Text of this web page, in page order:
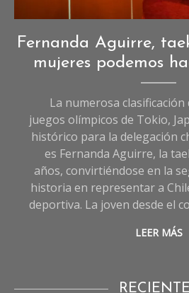
Agencia
Fernanda Aguirre,
mujeres podemos
La numerosa
juegos olímpicos de Tokio,
histórico para la delegación
es Fernanda Aguirre, la
años, convirtiéndose en la
historia en representar a
deportiva. La joven desde el
LEER MÁS